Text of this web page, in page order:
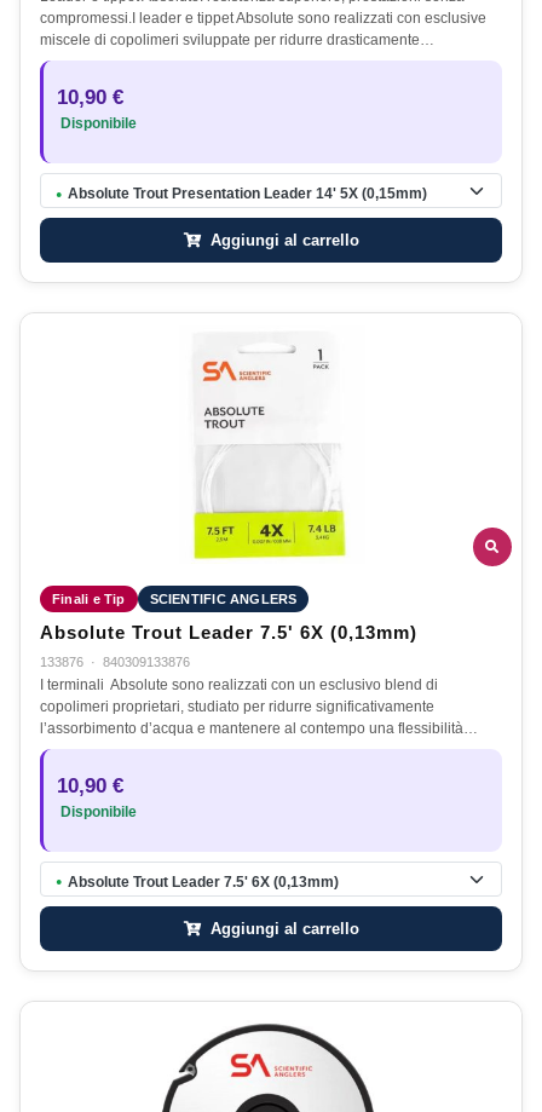
compromessi.I leader e tippet Absolute sono realizzati con esclusive
miscele di copolimeri sviluppate per ridurre drasticamente…
10,90 €
Disponibile
● Absolute Trout Presentation Leader 14' 5X (0,15mm)
Aggiungi al carrello
Finali e Tip SCIENTIFIC ANGLERS
Absolute Trout Leader 7.5' 6X (0,13mm)
133876 · 840309133876
I terminali Absolute sono realizzati con un esclusivo blend di
copolimeri proprietari, studiato per ridurre significativamente
l’assorbimento d’acqua e mantenere al contempo una flessibilità…
10,90 €
Disponibile
● Absolute Trout Leader 7.5' 6X (0,13mm)
Aggiungi al carrello